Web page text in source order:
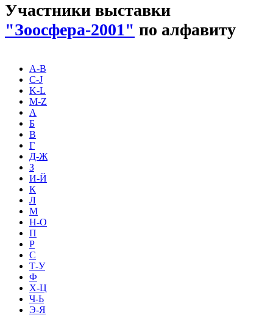
Участники выставки
"Зоосфера-2001" по алфавиту
A-B
C-J
K-L
M-Z
А
Б
В
Г
Д-Ж
З
И-Й
К
Л
М
Н-О
П
Р
С
Т-У
Ф
Х-Ц
Ч-Ь
Э-Я